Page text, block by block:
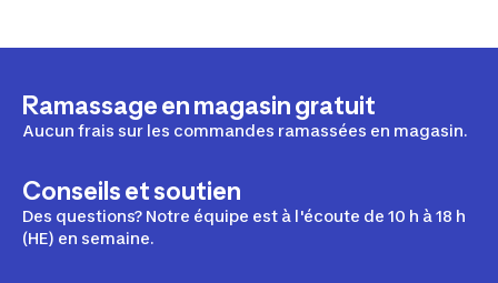
Ramassage en magasin gratuit
Aucun frais sur les commandes ramassées en magasin.
Conseils et soutien
Des questions? Notre équipe est à l'écoute de 10 h à 18 h
(HE) en semaine.